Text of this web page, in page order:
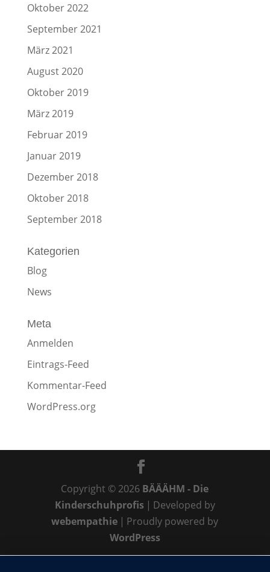
Oktober 2022
September 2021
März 2021
August 2020
Oktober 2019
März 2019
Februar 2019
Januar 2019
Dezember 2018
Oktober 2018
September 2018
Kategorien
Blog
News
Meta
Anmelden
Eintrags-Feed
Kommentar-Feed
WordPress.org
Copyright © 2026 BÄÄÄHM - Die
Kinderschuhprofis | Developed by
webempathie | Proudly powered by
WordPress